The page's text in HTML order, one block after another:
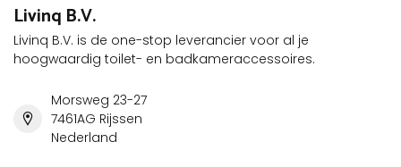
Livinq B.V.
Livinq B.V. is de one-stop leverancier voor al je
hoogwaardig toilet- en badkameraccessoires.
Morsweg 23-27
7461AG Rijssen
Nederland